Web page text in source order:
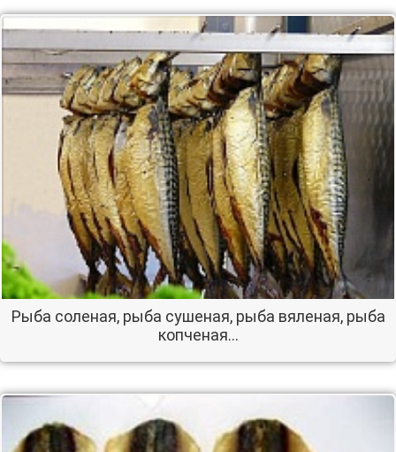
Рыба соленая, рыба сушеная, рыба вяленая, рыба
копченая…